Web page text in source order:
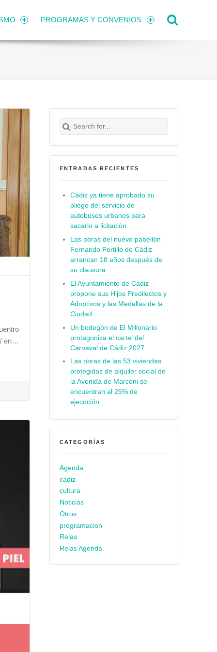
PROGRAMAS Y CONVENIOS
en…
Search for:
Buscar
ENTRADAS RECIENTES
Cádiz ya tiene aprobado su
pliego del servicio de
autobuses urbanos para
sacarlo a licitación
Las obras del nuevo pabellón
Fernando Portillo de Cádiz
arrancan 18 años después de
su clausura
El Ayuntamiento de Cádiz
propone sus Hijos Predilectos y
Adoptivos y las Medallas de la
Ciudad
Un bodegón de El Millonario
protagoniza el cartel del
Carnaval de Cádiz 2027
Las obras de las 53 viviendas
protegidas de alquiler social de
la Avenida de Marconi se
encuentran al 25% de
ejecución
CATEGORÍAS
Agenda
cadiz
cultura
Noticias
Otros
programacion
Relas
Relas Agenda